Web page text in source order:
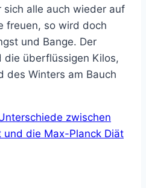
sich alle auch wieder auf
freuen, so wird doch
und Bange. Der
die überflüssigen Kilos,
des Winters am Bauch
zwischen
die Max-Planck Diät